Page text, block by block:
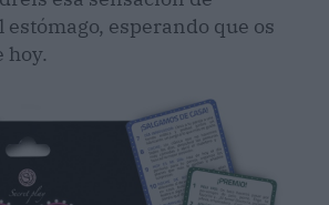
esperando que os
hoy.